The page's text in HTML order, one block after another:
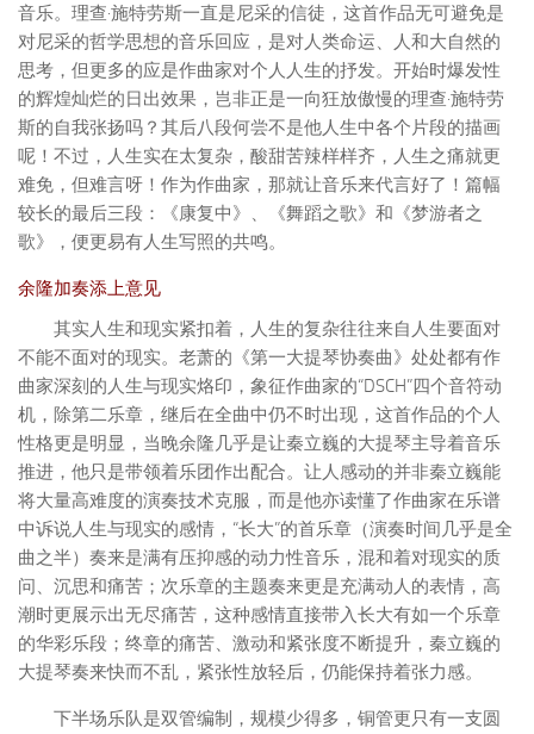
音乐。理查·施特劳斯一直是尼采的信徒，这首作品无可避免是
对尼采的哲学思想的音乐回应，是对人类命运、人和大自然的
思考，但更多的应是作曲家对个人人生的抒发。开始时爆发性
的辉煌灿烂的日出效果，岂非正是一向狂放傲慢的理查·施特劳
斯的自我张扬吗？其后八段何尝不是他人生中各个片段的描画
呢！不过，人生实在太复杂，酸甜苦辣样样齐，人生之痛就更
难免，但难言呀！作为作曲家，那就让音乐来代言好了！篇幅
较长的最后三段：《康复中》、《舞蹈之歌》和《梦游者之
歌》，便更易有人生写照的共鸣。
余隆加奏添上意见
其实人生和现实紧扣着，人生的复杂往往来自人生要面对
不能不面对的现实。老萧的《第一大提琴协奏曲》处处都有作
曲家深刻的人生与现实烙印，象征作曲家的“DSCH”四个音符动
机，除第二乐章，继后在全曲中仍不时出现，这首作品的个人
性格更是明显，当晚余隆几乎是让秦立巍的大提琴主导着音乐
推进，他只是带领着乐团作出配合。让人感动的并非秦立巍能
将大量高难度的演奏技术克服，而是他亦读懂了作曲家在乐谱
中诉说人生与现实的感情，“长大”的首乐章（演奏时间几乎是全
曲之半）奏来是满有压抑感的动力性音乐，混和着对现实的质
问、沉思和痛苦；次乐章的主题奏来更是充满动人的表情，高
潮时更展示出无尽痛苦，这种感情直接带入长大有如一个乐章
的华彩乐段；终章的痛苦、激动和紧张度不断提升，秦立巍的
大提琴奏来快而不乱，紧张性放轻后，仍能保持着张力感。
下半场乐队是双管编制，规模少得多，铜管更只有一支圆